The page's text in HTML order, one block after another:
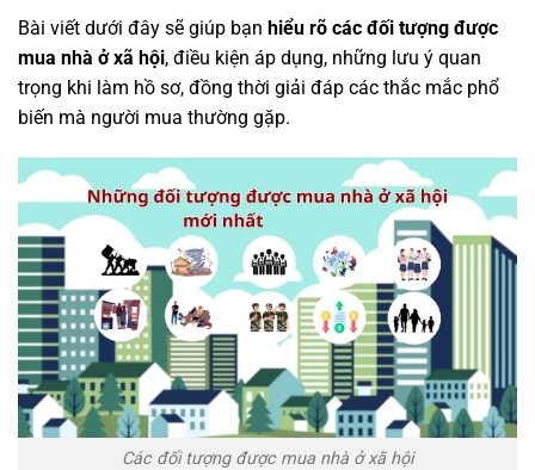
Bài viết dưới đây sẽ giúp bạn hiểu rõ các đối tượng được
mua nhà ở xã hội, điều kiện áp dụng, những lưu ý quan
trọng khi làm hồ sơ, đồng thời giải đáp các thắc mắc phổ
biến mà người mua thường gặp.
Các đối tượng được mua nhà ở xã hội